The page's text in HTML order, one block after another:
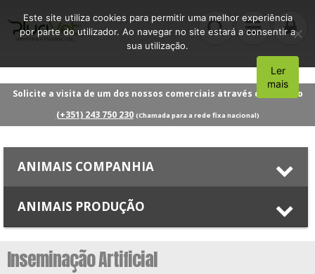
Solicite a visita de um dos nossos comerciais através do número
(+351) 243 750 230 (Chamada para a rede fixa nacional)
ANIMAIS COMPANHIA
ANIMAIS PRODUÇÃO
Inseminação Artificial
Este site utiliza cookies para permitir uma melhor experiência
por parte do utilizador. Ao navegar no site estará a consentir a
sua utilização.
Aceito
Ler
mais